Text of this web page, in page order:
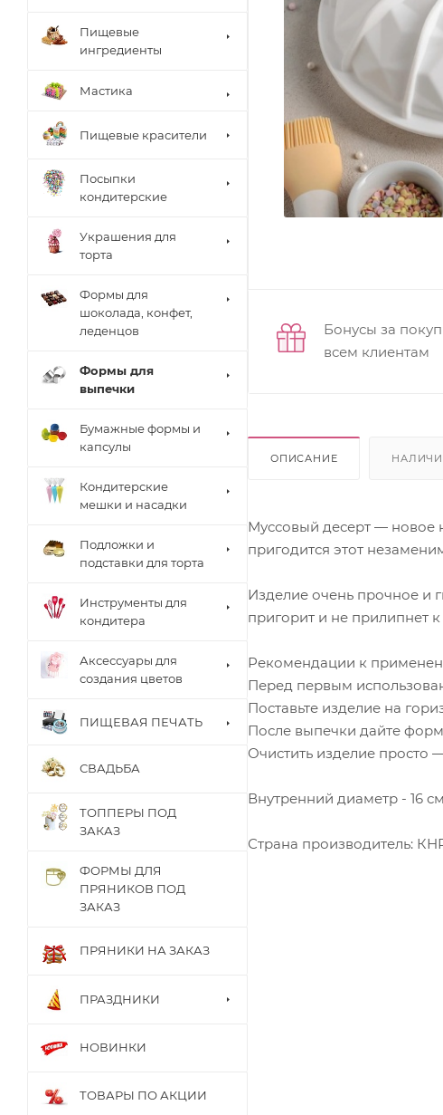
Бонусы за
всем клиентам
ОПИСАНИЕ
Муссовый десерт — новое
пригодится этот
Изделие очень прочное и
пригорит и не прилипнет
Рекомендации к
Перед первым
Поставьте изделие на
После выпечки дайте
Очистить изделие просто
Внутренний диаметр - 16
Страна производитель:
Пищевые
ингредиенты
Мастика
Пищевые красители
Посыпки
кондитерские
Украшения для
торта
Формы для
шоколада, конфет,
леденцов
Формы для
выпечки
Бумажные формы и
капсулы
Кондитерские
мешки и насадки
Подложки и
подставки для торта
Инструменты для
кондитера
Аксессуары для
создания цветов
ПИЩЕВАЯ ПЕЧАТЬ
СВАДЬБА
ТОППЕРЫ ПОД
ЗАКАЗ
ФОРМЫ ДЛЯ
ПРЯНИКОВ ПОД
ЗАКАЗ
ПРЯНИКИ НА ЗАКАЗ
ПРАЗДНИКИ
НОВИНКИ
ТОВАРЫ ПО АКЦИИ